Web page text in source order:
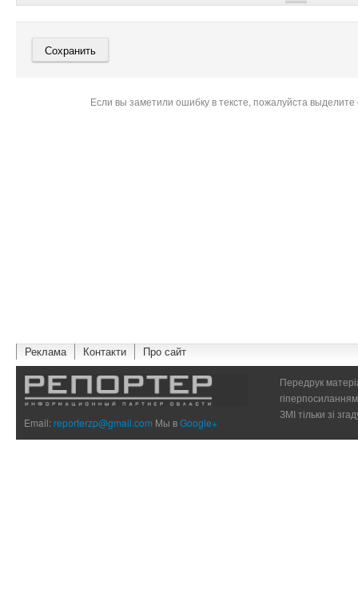
Если вы заметили ошибку в тексте, пожалуйста
Реклама Контакти Про сайт
Email:reporterzp@gmail.com Мы вGoogle+
Передрук
ЗМІ тільки зі